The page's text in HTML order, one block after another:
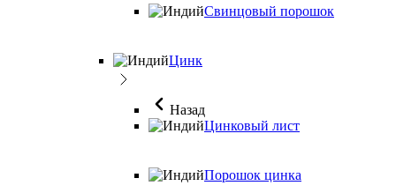
Свинцовый порошок
Цинк
Назад
Цинковый лист
Порошок цинка